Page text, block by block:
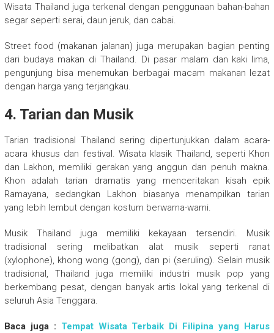
Wisata Thailand juga terkenal dengan penggunaan bahan-bahan
segar seperti serai, daun jeruk, dan cabai.
Street food (makanan jalanan) juga merupakan bagian penting
dari budaya makan di Thailand. Di pasar malam dan kaki lima,
pengunjung bisa menemukan berbagai macam makanan lezat
dengan harga yang terjangkau.
4. Tarian dan Musik
Tarian tradisional Thailand sering dipertunjukkan dalam acara-
acara khusus dan festival. Wisata klasik Thailand, seperti Khon
dan Lakhon, memiliki gerakan yang anggun dan penuh makna.
Khon adalah tarian dramatis yang menceritakan kisah epik
Ramayana, sedangkan Lakhon biasanya menampilkan tarian
yang lebih lembut dengan kostum berwarna-warni.
Musik Thailand juga memiliki kekayaan tersendiri. Musik
tradisional sering melibatkan alat musik seperti ranat
(xylophone), khong wong (gong), dan pi (seruling). Selain musik
tradisional, Thailand juga memiliki industri musik pop yang
berkembang pesat, dengan banyak artis lokal yang terkenal di
seluruh Asia Tenggara.
Baca juga : Tempat Wisata Terbaik Di Filipina yang Harus